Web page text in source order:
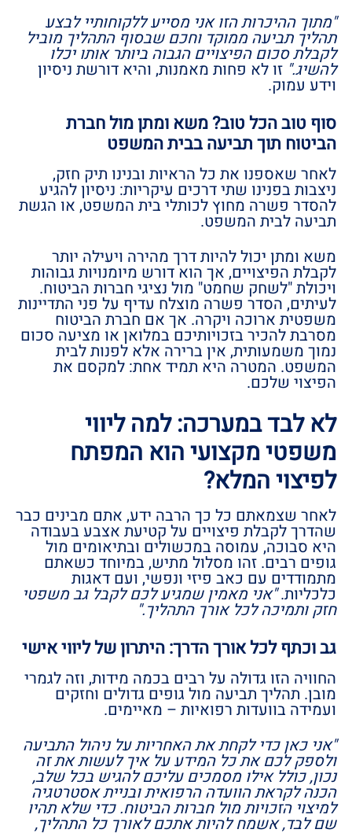
"מתוך ההיכרות הזו אני מסייע ללקוחותיי לבצע
תהליך תביעה ממוקד וחכם שבסוף התהליך מוביל
לקבלת סכום הפיצויים הגבוה ביותר אותו יכלו
להשיג." זו לא פחות מאמנות, והיא דורשת ניסיון
וידע עמוק.
סוף טוב הכל טוב? משא ומתן מול חברת
הביטוח תוך תביעה בבית המשפט
לאחר שאספנו את כל הראיות ובנינו תיק חזק,
ניצבות בפנינו שתי דרכים עיקריות: ניסיון להגיע
להסדר פשרה מחוץ לכותלי בית המשפט, או הגשת
תביעה לבית המשפט.
משא ומתן יכול להיות דרך מהירה ויעילה יותר
לקבלת הפיצויים, אך הוא דורש מיומנויות גבוהות
ויכולת "לשחק שחמט" מול נציגי חברות הביטוח.
לעיתים, הסדר פשרה מוצלח עדיף על פני התדיינות
משפטית ארוכה ויקרה. אך אם חברת הביטוח
מסרבת להכיר בזכויותיכם במלואן או מציעה סכום
נמוך משמעותית, אין ברירה אלא לפנות לבית
המשפט. המטרה היא תמיד אחת: למקסם את
הפיצוי שלכם.
לא לבד במערכה: למה ליווי
משפטי מקצועי הוא המפתח
לפיצוי המלא?
לאחר שצמאתם כל כך הרבה ידע, אתם מבינים כבר
שהדרך לקבלת פיצויים על קטיעת אצבע בעבודה
היא סבוכה, עמוסה במכשולים ובתיאומים מול
גופים רבים. זהו מסלול מתיש, במיוחד כשאתם
מתמודדים עם כאב פיזי ונפשי, ועם דאגות
כלכליות."אני מאמין שמגיע לכם לקבל גב משפטי
חזק ותמיכה לכל אורך התהליך."
גב וכתף לכל אורך הדרך: היתרון של ליווי אישי
החוויה הזו גדולה על רבים בכמה מידות, וזה לגמרי
מובן. תהליך תביעה מול גופים גדולים וחזקים
ועמידה בוועדות רפואיות – מאיימים.
"אני כאן כדי לקחת את האחריות על ניהול התביעה
ולספק לכם את כל המידע על איך לעשות את זה
נכון, כולל אילו מסמכים עליכם להגיש בכל שלב,
הכנה לקראת הוועדה הרפואית ובניית אסטרטגיה
למיצוי הזכויות מול חברות הביטוח. כדי שלא תהיו
שם לבד, אשמח להיות אתכם לאורך כל התהליך,